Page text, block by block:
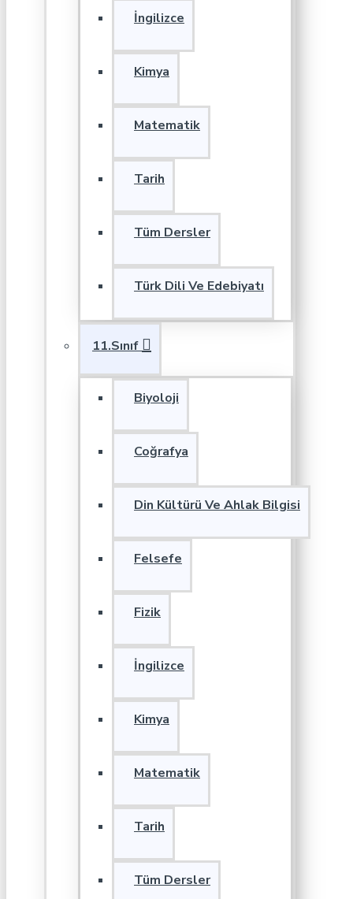
İngilizce
Kimya
Matematik
Tarih
Tüm Dersler
Türk Dili Ve Edebiyatı
11.Sınıf
Biyoloji
Coğrafya
Din Kültürü Ve Ahlak Bilgisi
Felsefe
Fizik
İngilizce
Kimya
Matematik
Tarih
Tüm Dersler